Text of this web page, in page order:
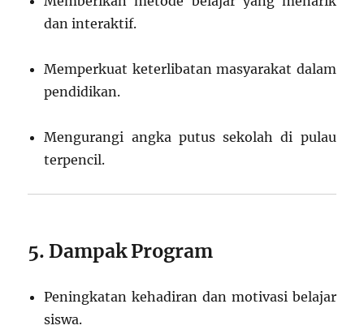
dan interaktif.
Memperkuat keterlibatan masyarakat dalam
pendidikan.
Mengurangi angka putus sekolah di pulau
terpencil.
5. Dampak Program
Peningkatan kehadiran dan motivasi belajar
siswa.